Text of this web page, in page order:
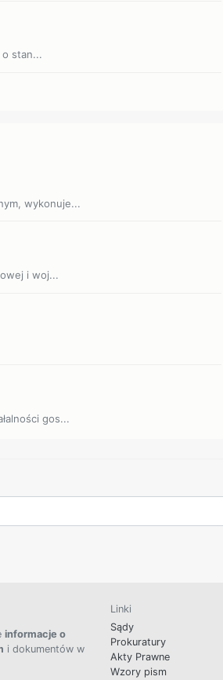
stan...
wykonuje...
i woj...
gos...
informacje o
i dokumentów w
Linki
Sądy
Prokuratury
Akty Prawne
Wzory pism